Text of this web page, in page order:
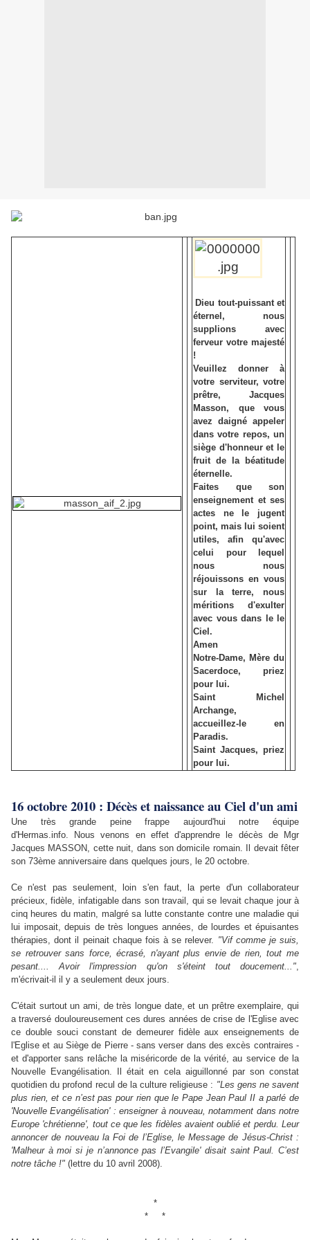
Dieu tout-puissant et
éternel, nous
supplions avec
ferveur votre majesté
!
Veuillez donner à
votre serviteur, votre
prêtre, Jacques
Masson, que vous
avez daigné appeler
dans votre repos, un
siège d'honneur et le
fruit de la béatitude
éternelle.
Faites que son
enseignement et ses
actes ne le jugent
point, mais lui soient
utiles, afin qu'avec
celui pour lequel
nous nous
réjouissons en vous
sur la terre, nous
méritions d'exulter
avec vous dans le le
Ciel.
Amen
Notre-Dame, Mère du
Sacerdoce, priez
pour lui.
Saint Michel
Archange,
accueillez-le en
Paradis.
Saint Jacques, priez
pour lui.
16 octobre 2010 : Décès et naissance au Ciel d'un ami
Une très grande peine frappe aujourd'hui notre équipe
d'Hermas.info.
Nous venons en effet d'apprendre le décès de Mgr
Jacques MASSON, cette nuit, dans son domicile romain. Il devait fêter
son 73ème anniversaire dans quelques jours, le 20 octobre.
Ce n'est pas seulement, loin s'en faut, la perte d'un collaborateur
précieux, fidèle, infatigable dans son travail, qui se levait chaque jour à
cinq heures du matin, malgré sa lutte constante contre une maladie qui
lui imposait, depuis de très longues années, de lourdes et épuisantes
thérapies, dont il peinait chaque fois à se relever. "Vif comme je suis,
se retrouver sans force, écrasé, n'ayant plus envie de rien, tout me
pesant.... Avoir l'impression qu'on s'éteint tout doucement...",
m'écrivait-il il y a seulement deux jours.
C'était surtout un ami, de très longue date, et un prêtre exemplaire, qui
a traversé douloureusement ces dures années de crise de l'Eglise avec
ce double souci constant de demeurer fidèle aux enseignements de
l'Eglise et au Siège de Pierre - sans verser dans des excès contraires -
et d'apporter sans relâche la miséricorde de la vérité, au service de la
Nouvelle Evangélisation. Il était en cela aiguillonné par son constat
quotidien du profond recul de la culture religieuse : "Les gens ne savent
plus rien, et ce n’est pas pour rien que le Pape Jean Paul II a parlé de
'Nouvelle Evangélisation' : enseigner à nouveau, notamment dans notre
Europe 'chrétienne', tout ce que les fidèles avaient oublié et perdu. Leur
annoncer de nouveau la Foi de l’Eglise, le Message de Jésus-Christ :
'Malheur à moi si je n’annonce pas l’Evangile' disait saint Paul. C’est
notre tâche !" (lettre du 10 avril 2008).
*
* *